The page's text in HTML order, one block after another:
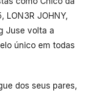
LON3R JOHNY,
Juse volta a
único em todas
dos seus pares,